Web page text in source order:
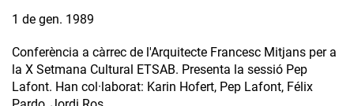
1 de gen. 1989
Conferència a càrrec de l'Arquitecte Francesc Mitjans per a
la X Setmana Cultural ETSAB. Presenta la sessió Pep
Lafont. Han col·laborat: Karin Hofert, Pep Lafont, Félix